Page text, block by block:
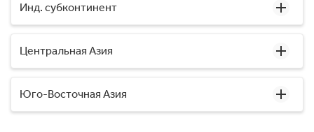
Инд. субконтинент
Центральная Азия
Юго-Восточная Азия